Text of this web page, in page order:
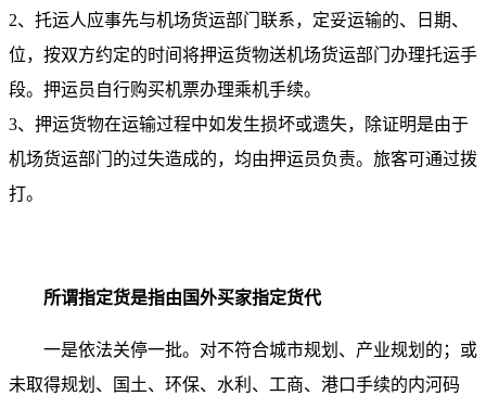
2、托运人应事先与机场货运部门联系，定妥运输的、日期、
位，按双方约定的时间将押运货物送机场货运部门办理托运手
段。押运员自行购买机票办理乘机手续。
3、押运货物在运输过程中如发生损坏或遗失，除证明是由于
机场货运部门的过失造成的，均由押运员负责。旅客可通过拨
打。
所谓指定货是指由国外买家指定货代
一是依法关停一批。对不符合城市规划、产业规划的；或
未取得规划、国土、环保、水利、工商、港口手续的内河码